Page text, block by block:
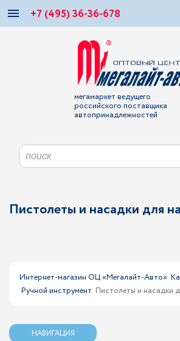
+7 (495) 36-36-678
мегамаркет ведущего
российского поставщика
автопринадлежностей
Пистолеты и насадки для
Интернет-магазин ОЦ «Мегалайт-Авто»
Ручной инструмент Пистолеты и насадки
НАВИГАЦИЯ